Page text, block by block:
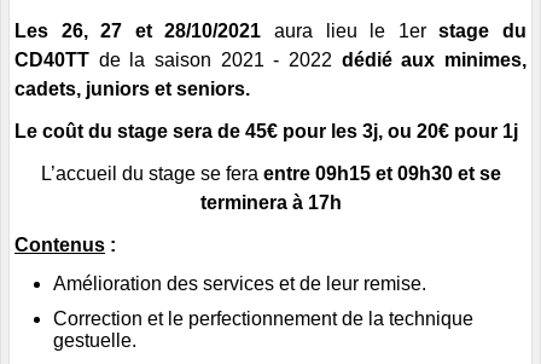
Les 26, 27 et 28/10/2021 aura lieu le 1erstage du
CD40TT de la saison 2021 - 2022 dédié aux minimes,
cadets, juniors et seniors.
Le coût du stage sera de 45€ pour les 3j, ou 20€ pour 1j
L’accueil du stage se fera entre 09h15 et 09h30 et se
terminera à 17h
Contenus :
Amélioration des services et de leur remise.
Correction et le perfectionnement de la technique
gestuelle.